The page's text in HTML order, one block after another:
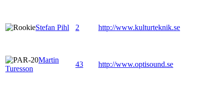
Stefan Pihl 2 http://www.kulturteknik.se
Martin
Turesson
43 http://www.optisound.se